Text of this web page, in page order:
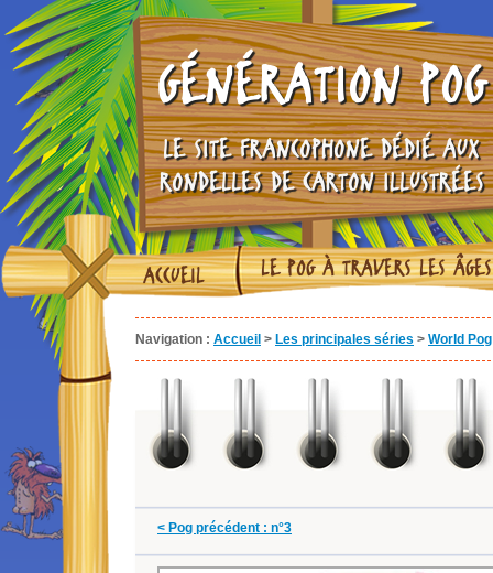
GÉNÉRATION POG
LE SITE FRANCOPHONE DÉDIÉ AUX
RONDELLES DE CARTON ILLUSTRÉES
ACCUEIL LE POG À TRAVERS LES ÂGES
Navigation : Accueil > Les principales séries > World
< Pog précédent : n°3